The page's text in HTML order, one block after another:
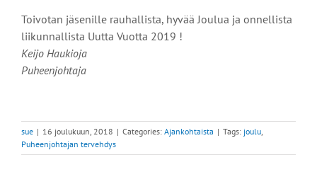
Toivotan jäsenille rauhallista, hyvää Joulua ja onnellista
liikunnallista Uutta Vuotta 2019 !
Keijo Haukioja
Puheenjohtaja
sue | 16 joulukuun, 2018 | Categories: Ajankohtaista | Tags: joulu,
Puheenjohtajan tervehdys